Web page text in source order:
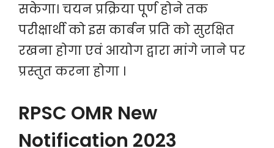
सकेगा। चयन प्रक्रिया पूर्ण होने तक
परीक्षार्थी को इस कार्बन प्रति को सुरक्षित
रखना होगा एवं आयोग द्वारा मांगे जाने पर
प्रस्तुत करना होगा ।
RPSC OMR New
Notification 2023